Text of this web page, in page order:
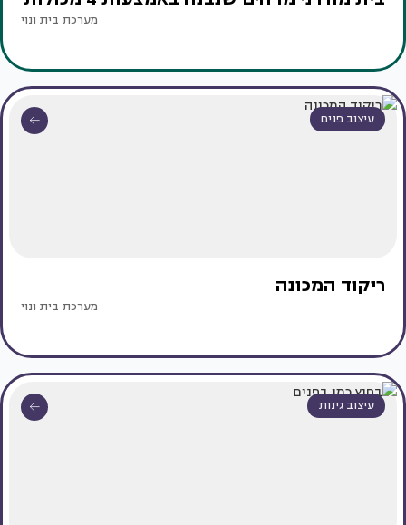
מערכת בית ונוי
עיצוב פנים
ריקוד המכונה
מערכת בית ונוי
עיצוב גינות